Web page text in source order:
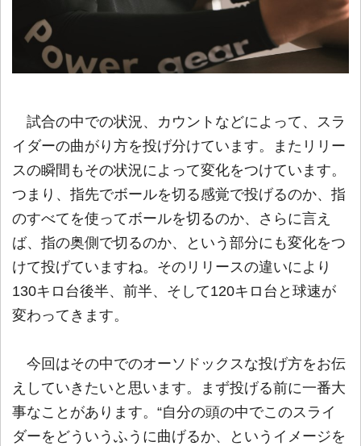
試合の中での状況、カウントなどによって、スラ
イダーの曲がり方を投げ分けています。またリリー
スの瞬間もその状況によって変化をつけています。
つまり、指先でボールを切る感覚で投げるのか、指
のすべてを使ってボールを切るのか、さらに言え
ば、指の奥側で切るのか、という部分にも変化をつ
けて投げていますね。そのリリースの違いにより
130キロ台後半、前半、そして120キロ台と球速が
変わってきます。
今回はその中でのオーソドックスな投げ方をお伝
えしていきたいと思います。まず投げる前に一番大
事なことがあります。“自分の頭の中でこのスライ
ダーをどういうふうに曲げるか、というイメージを